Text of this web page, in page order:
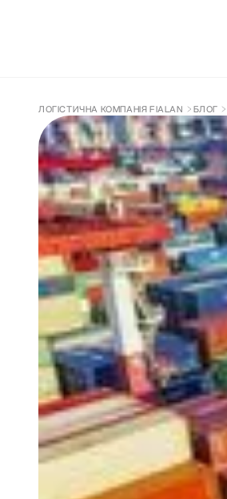
ЛОГІСТИЧНА КОМПАНІЯ FIALAN БЛОГ